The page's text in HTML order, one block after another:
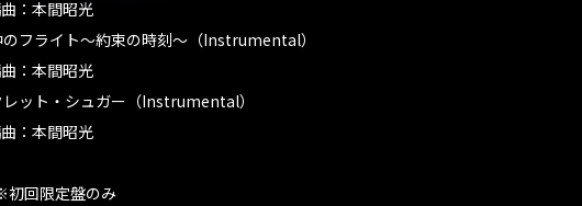
：本間昭光
フライト〜約束の時刻〜（Instrumental）
：本間昭光
ット・シュガー（Instrumental）
：本間昭光
回限定盤のみ